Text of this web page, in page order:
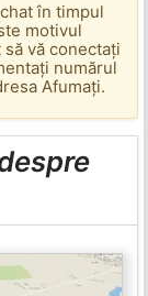
în timpul
motivul
vă conectați
numărul
Afumați.